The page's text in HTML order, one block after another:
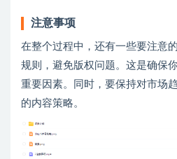
注意事项
在整个过程中，还有一些要注意
规则，避免版权问题。这是确保
重要因素。同时，要保持对市场
的内容策略。